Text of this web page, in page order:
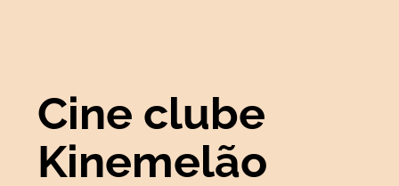
Cine clube
Kinemelão